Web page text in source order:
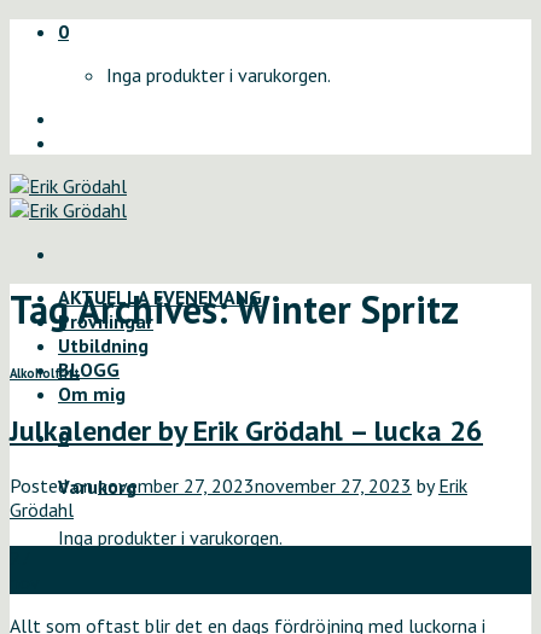
Skip
0
Inga produkter i varukorgen.
AKTUELLA EVENEMANG
Provningar
Utbildning
BLOGG
Om mig
0
Varukorg
Inga produkter i varukorgen.
Tag Archives:Winter Spritz
Alkoholfritt
Julkalender by Erik Grödahl – lucka 26
Posted onnovember 27, 2023november 27, 2023 byErik
Grödahl
Allt som oftast blir det en dags fördröjning med luckorna i